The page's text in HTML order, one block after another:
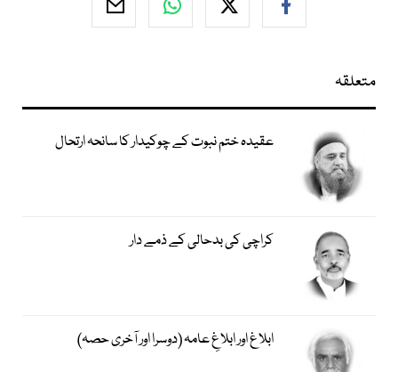
متعلقہ
عقیدہ ختم نبوت کے چوکیدار کا سانحہ ارتحال
کراچی کی بدحالی کے ذمے دار
ابلاغ اور ابلاغِ عامہ (دوسرا اور آخری حصہ)